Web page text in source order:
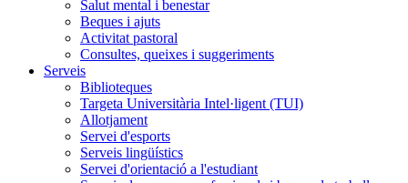
Salut mental i benestar
Beques i ajuts
Activitat pastoral
Consultes, queixes i suggeriments
Serveis
Biblioteques
Targeta Universitària Intel·ligent (TUI)
Allotjament
Servei d'esports
Serveis lingüístics
Servei d'orientació a l'estudiant